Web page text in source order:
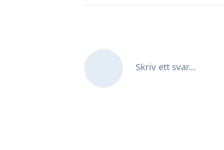
Skriv ett svar...